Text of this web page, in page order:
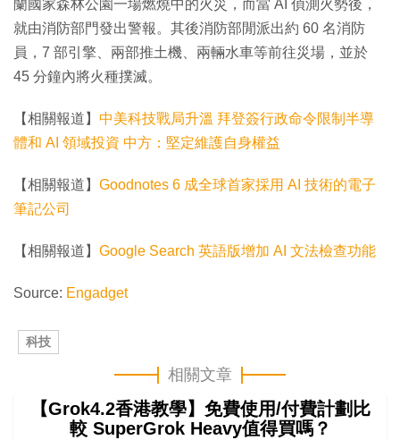
蘭國家森林公園一場燃燒中的火災，而當 AI 偵測火勢後，
就由消防部門發出警報。其後消防部閒派出約 60 名消防
員，7 部引擎、兩部推土機、兩輛水車等前往災場，並於
45 分鐘內將火種撲滅。
【相關報道】 中美科技戰局升溫 拜登簽行政命令限制半導
體和 AI 領域投資 中方：堅定維護自身權益
【相關報道】 Goodnotes 6 成全球首家採用 AI 技術的電子
筆記公司
【相關報道】 Google Search 英語版增加 AI 文法檢查功能
Source: Engadget
科技
相關文章
【Grok4.2香港教學】免費使用/付費計劃比
較 SuperGrok Heavy值得買嗎？